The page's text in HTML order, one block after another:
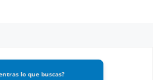
lo que buscas?